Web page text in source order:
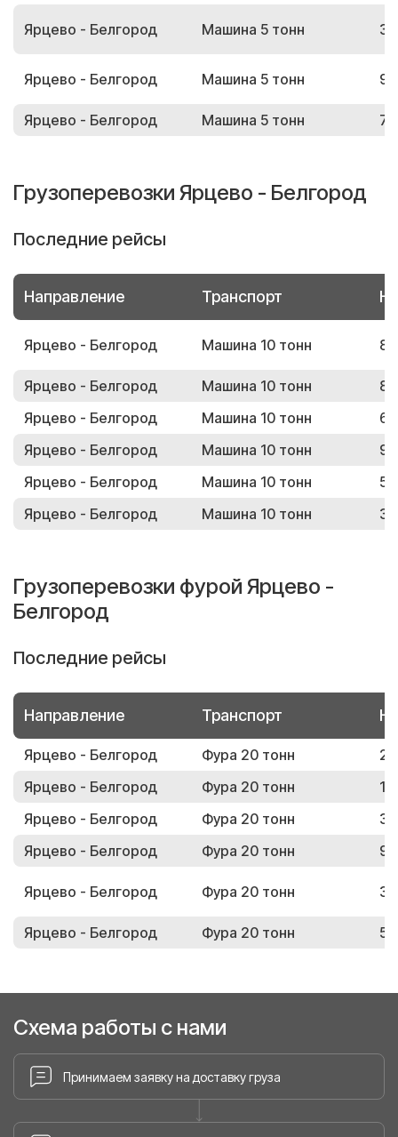
Ярцево - Белгород Машина 5 тонн
Ярцево - Белгород Машина 5 тонн
Ярцево - Белгород Машина 5 тонн
Грузоперевозки Ярцево - Белгород
Последние рейсы
Направление Транспорт
Ярцево - Белгород Машина 10 тонн
Ярцево - Белгород Машина 10 тонн
Ярцево - Белгород
Машина 10 тонн
Ярцево - Белгород
Машина 10 тонн
Ярцево - Белгород
Машина 10 тонн
Ярцево - Белгород
Машина 10 тонн
Грузоперевозки фурой Ярцево -
Белгород
Последние рейсы
Направление Транспорт
Ярцево - Белгород Фура 20 тонн
Ярцево - Белгород
Фура 20 тонн
Ярцево - Белгород
Фура 20 тонн
Ярцево - Белгород
Фура 20 тонн
Ярцево - Белгород Фура 20 тонн
Ярцево - Белгород Фура 20 тонн
Схема работы с нами
Принимаем заявку на доставку груза